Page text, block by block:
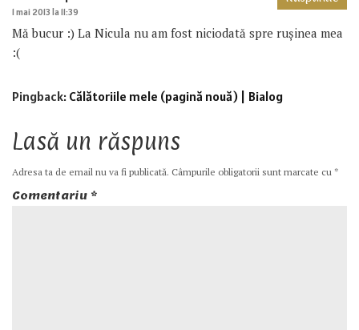
1 mai 2013 la 11:39
Mă bucur :) La Nicula nu am fost niciodată spre rușinea mea
:(
Pingback: Călătoriile mele (pagină nouă) | Bialog
Lasă un răspuns
Adresa ta de email nu va fi publicată. Câmpurile obligatorii sunt marcate cu *
Comentariu *